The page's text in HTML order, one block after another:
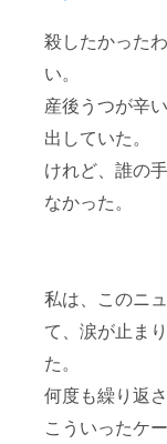
殺したかった
い。
産後うつが辛
出していた。
けれど、誰の
なかった。
私は、このニ
て、涙が止ま
た。
何度も繰り返
こういったケー